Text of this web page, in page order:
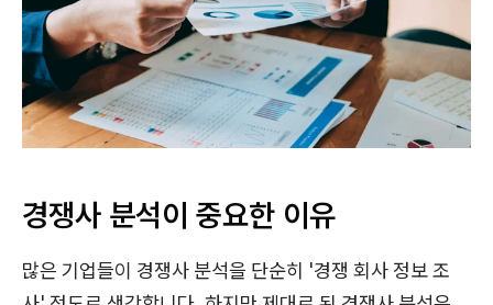
경쟁사 분석이 중요한 이유
많은 기업들이 경쟁사 분석을 단순히 '경쟁 회사 정보 조